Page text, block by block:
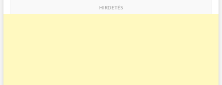
HIRDETÉS